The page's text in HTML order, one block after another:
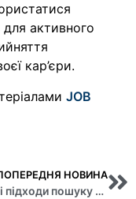
активного
кар’єри.
JOB
НОВИНА
Сучасні підходи пошуку роботи та можливості працевлаштування